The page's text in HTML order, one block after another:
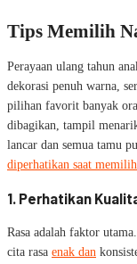
Tips Memilih
Perayaan ulang tahun
dekorasi penuh warna,
pilihan favorit banyak
dibagikan, tampil
lancar dan semua tamu
diperhatikan saat
1. Perhatikan
Rasa adalah faktor
cita rasa enak dan